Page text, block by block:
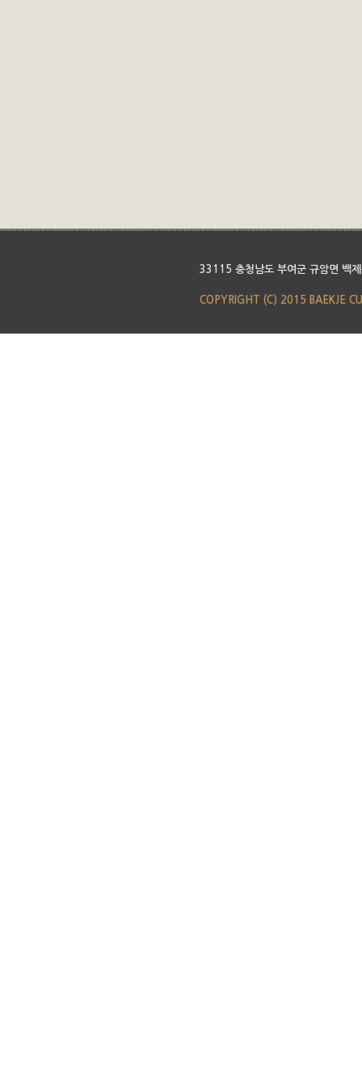
33115 충청남도 부여군 규암면 백
COPYRIGHT (C) 2015 BAEKJE